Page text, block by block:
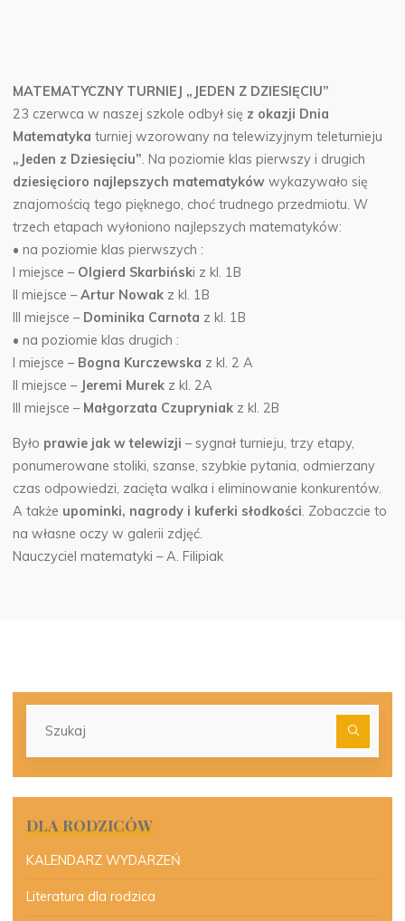
MATEMATYCZNY TURNIEJ „JEDEN Z DZIESIĘCIU”
23 czerwca w naszej szkole odbył się z okazji Dnia
Matematyka turniej wzorowany na telewizyjnym teleturnieju
„Jeden z Dziesięciu”.Na poziomie klas pierwszy i drugich
dziesięcioro najlepszych matematyków wykazywało się
znajomością tego pięknego, choć trudnego przedmiotu. W
trzech etapach wyłoniono najlepszych matematyków:
• na poziomie klas pierwszych :
I miejsce – Olgierd Skarbiński z kl. 1B
II miejsce –Artur Nowak z kl. 1B
III miejsce – Dominika Carnota z kl. 1B
• na poziomie klas drugich :
I miejsce – Bogna Kurczewska z kl. 2 A
II miejsce – Jeremi Murek z kl. 2A
III miejsce – Małgorzata Czupryniak z kl. 2B
Było prawie jak w telewizji – sygnał turnieju, trzy etapy,
ponumerowane stoliki, szanse, szybkie pytania, odmierzany
czas odpowiedzi, zacięta walka i eliminowanie konkurentów.
A także upominki, nagrody i kuferki słodkości. Zobaczcie to
na własne oczy w galerii zdjęć.
Nauczyciel matematyki – A. Filipiak
DLA RODZICÓW
KALENDARZ WYDARZEŃ
Literatura dla rodzica